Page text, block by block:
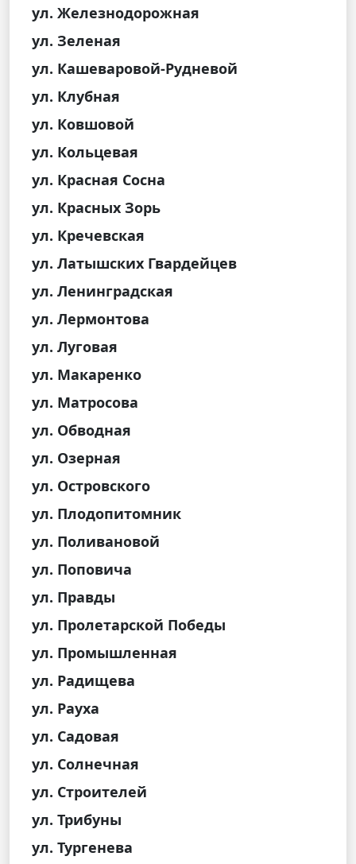
ул. Железнодорожная
ул. Зеленая
ул. Кашеваровой-Рудневой
ул. Клубная
ул. Ковшовой
ул. Кольцевая
ул. Красная Сосна
ул. Красных Зорь
ул. Кречевская
ул. Латышских Гвардейцев
ул. Ленинградская
ул. Лермонтова
ул. Луговая
ул. Макаренко
ул. Матросова
ул. Обводная
ул. Озерная
ул. Островского
ул. Плодопитомник
ул. Поливановой
ул. Поповича
ул. Правды
ул. Пролетарской Победы
ул. Промышленная
ул. Радищева
ул. Рауха
ул. Садовая
ул. Солнечная
ул. Строителей
ул. Трибуны
ул. Тургенева